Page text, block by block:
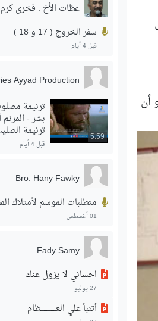
أن
عظات الأخ : فخرى كرم
سفر الخروج ( 17 و 18 )
قبل 4 أيام
Ayyad Production
5:59
ترنيمة
بشر -
ترنيمة
قبل 4 أيام
Bro. Hany Fawky
متطلبات الموسم لأمتلاك
01 أغسطس
Fady Samy
احساني لا يزول عنك
27 يوليو
أتنبأ علي العـــــــــــــظام